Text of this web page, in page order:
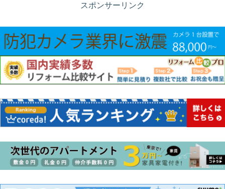
スポンサーリンク